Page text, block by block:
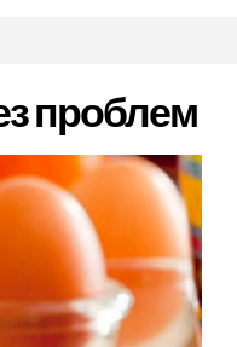
проблем